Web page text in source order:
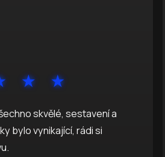
skvělé, sestavení a
bylo vynikající, rádi si